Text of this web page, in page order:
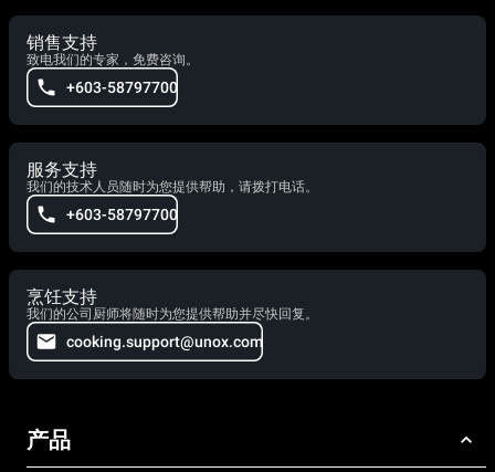
销售支持
致电我们的专家，免费咨询。
+603-58797700
服务支持
我们的技术人员随时为您提供帮助，请拨打电话。
+603-58797700
烹饪支持
我们的公司厨师将随时为您提供帮助并尽快回复。
cooking.support@unox.com
产品